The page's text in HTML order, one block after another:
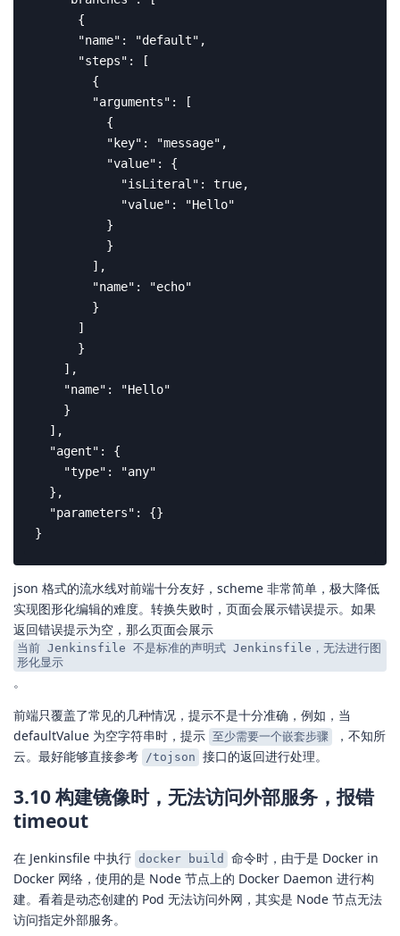
      {
      "name": "default",
      "steps": [
        {
        "arguments": [
          {
          "key": "message",
          "value": {
            "isLiteral": true,
            "value": "Hello"
          }
          }
        ],
        "name": "echo"
        }
      ]
      }
    ],
    "name": "Hello"
    }
  ],
  "agent": {
    "type": "any"
  },
  "parameters": {}
}
json 格式的流水线对前端十分友好，scheme 非常简单，极大降低
实现图形化编辑的难度。转换失败时，页面会展示错误提示。如果
返回错误提示为空，那么页面会展示
当前 Jenkinsfile 不是标准的声明式 Jenkinsfile，无法进行图
形化显示
。
前端只覆盖了常见的几种情况，提示不是十分准确，例如，当
defaultValue 为空字符串时，提示 至少需要一个嵌套步骤
，不知所
云。最好能够直接参考 /tojson 接口的返回进行处理。
3.10 构建镜像时，无法访问外部服务，报错
timeout
在 Jenkinsfile 中执行 docker build
命令时，由于是 Docker in
Docker 网络，使用的是 Node 节点上的 Docker Daemon 进行构
建。看着是动态创建的 Pod 无法访问外网，其实是 Node 节点无法
访问指定外部服务。